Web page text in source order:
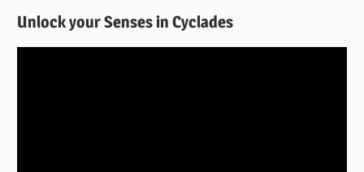
Unlock your Senses in Cyclades